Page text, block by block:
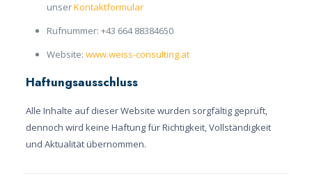
unserKontaktformular
Rufnummer: +43 664 88384650
Website: www.weiss-consulting.at
Haftungsausschluss
Alle Inhalte auf dieser Website wurden sorgfältig geprüft,
dennoch wird keine Haftung für Richtigkeit, Vollständigkeit
und Aktualität übernommen.